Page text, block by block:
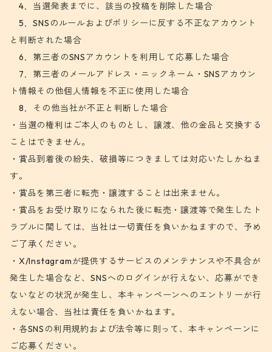
4．当選発表までに、該当の投稿を削除した場合
5．SNSのルールおよびポリシーに反する不正なアカウント
と判断された場合
6．第三者のSNSアカウントを利用して応募した場合
7．第三者のメールアドレス・ニックネーム・SNSアカウン
ト情報その他個人情報を不正に使用した場合
8．その他当社が不正と判断した場合
・当選の権利はご本人のものとし、譲渡、他の金品と交換する
ことはできません。
・賞品到着後の紛失、破損等につきましては対応いたしかねま
す。
・賞品を第三者に転売・譲渡することは出来ません。
・賞品をお受け取りになられた後に転売・譲渡等で発生したト
ラブルに関しては、当社は一切責任を負いかねますので、予め
ご了承ください。
・X/Instagramが提供するサービスのメンテナンスや不具合が
発生した場合など、SNSへのログインが行えない、応募ができ
ないなどの状況が発生し、本キャンペーンへのエントリーが行
えない場合、当社は責任を負いかねます。
・各SNSの利用規約および法令等に則って、本キャンペーンに
ご応募ください。